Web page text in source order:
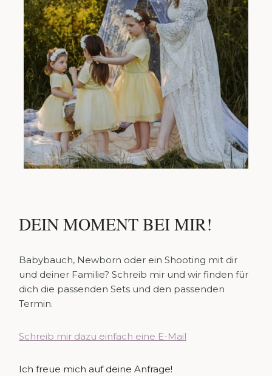
DEIN MOMENT BEI MIR!
Babybauch, Newborn oder ein Shooting mit dir
und deiner Familie? Schreib mir und wir finden für
dich die passenden Sets und den passenden
Termin.
Schreib mir dazu einfach eine E-Mail
Ich freue mich auf deine Anfrage!